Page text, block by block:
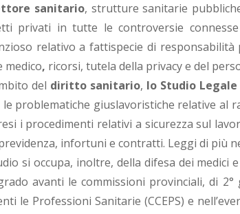
sanitario, strutture sanitarie
privati in tutte le controversie connesse
relativo a fattispecie di
medico, ricorsi, tutela della privacy e del
del diritto sanitario, lo Studio
le problematiche giuslavoristiche relative al
i procedimenti relativi a sicurezza sul
infortuni e contratti. Leggi di più
si occupa, inoltre, della difesa dei
avanti le commissioni provinciali, di
le Professioni Sanitarie (CCEPS) e